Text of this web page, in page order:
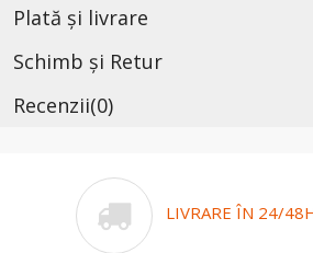
Plată și livrare
Schimb și Retur
Recenzii(0)
LIVRARE ÎN 24/